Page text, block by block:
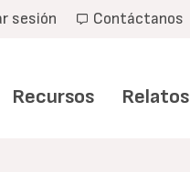
sesión Contáctanos
Recursos Relatos